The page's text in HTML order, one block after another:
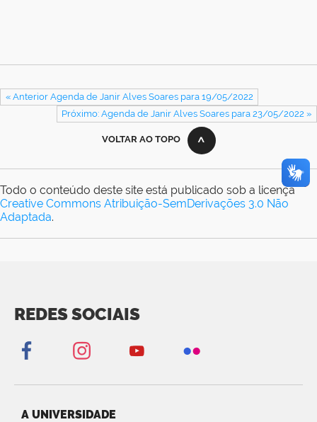
« Anterior Agenda de Janir Alves Soares para 19/05/2022
Próximo: Agenda de Janir Alves Soares para 23/05/2022 »
VOLTAR AO TOPO
Todo o conteúdo deste site está publicado sob a licença
Creative Commons Atribuição-SemDerivações 3.0 Não
Adaptada.
REDES SOCIAIS
A UNIVERSIDADE